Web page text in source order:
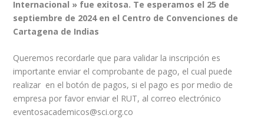
Internacional » fue exitosa. Te esperamos el 25 de
septiembre de 2024 en el Centro de Convenciones de
Cartagena de Indias
Queremos recordarle que para validar la inscripción es
importante enviar el comprobante de pago, el cual puede
realizar en el botón de pagos, si el pago es por medio de
empresa por favor enviar el RUT, al correo electrónico
eventosacademicos@sci.org.co